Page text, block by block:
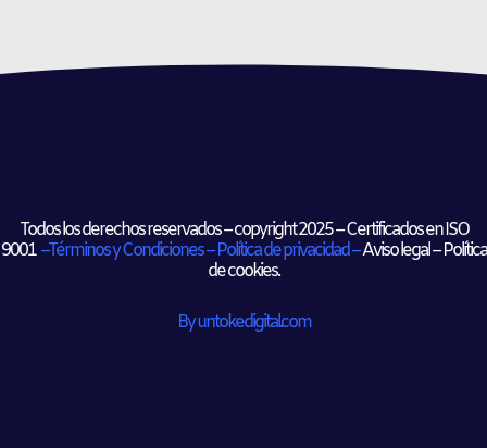
Todos los derechos reservados –copyright​2025 – Certificados en ISO
9001–Términos y Condiciones–Política de privacidad –Aviso legal – Política
de cookies.
By untokedigital.com